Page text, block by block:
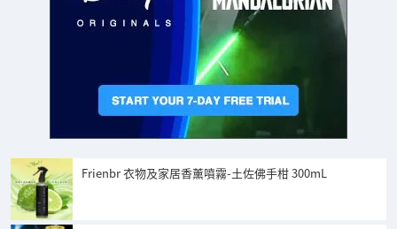
Frienbr 衣物及家居香薰噴霧-土佐佛手柑 300mL